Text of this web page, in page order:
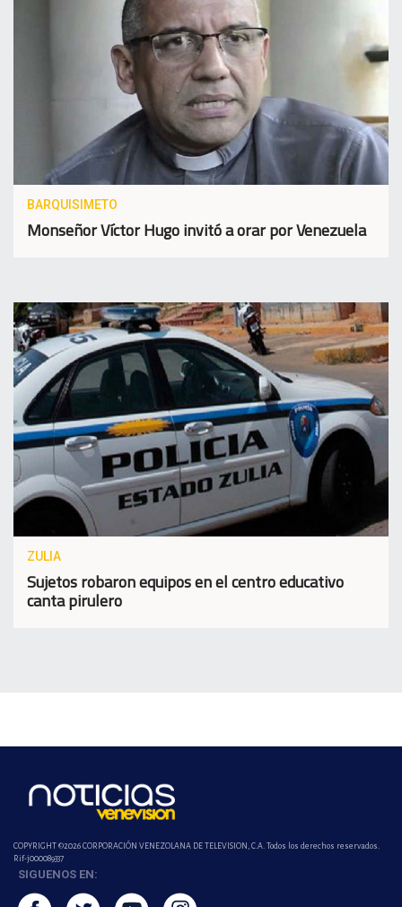
BARQUISIMETO
Monseñor Víctor Hugo invitó a orar por Venezuela
ZULIA
Sujetos robaron equipos en el centro educativo
canta pirulero
COPYRIGHT ©2026 CORPORACIÓN VENEZOLANA DE TELEVISION, C.A. Todos los derechos reservados.
Rif-j000089337
SIGUENOS EN: